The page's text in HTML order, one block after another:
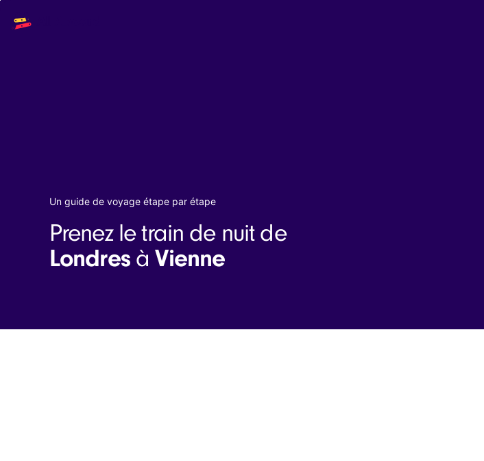
navigation
The API
Book a trip
Interrail passes
Eurail passes
Help & Support
Un guide de voyage étape par étape
Prenez le train de nuit de
LondresàVienne